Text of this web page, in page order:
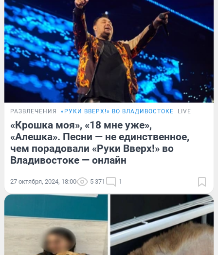
РАЗВЛЕЧЕНИЯ «РУКИ ВВЕРХ!» ВО ВЛАДИВОСТОКЕ LIVE
«Крошка моя», «18 мне уже»,
«Алешка». Песни — не единственное,
чем порадовали «Руки Вверх!» во
Владивостоке — онлайн
27 октября, 2024, 18:00 5 371 1